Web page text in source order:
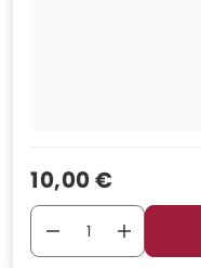
Verkaufspreis
10,00 €